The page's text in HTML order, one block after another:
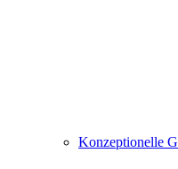
Konzeptionelle